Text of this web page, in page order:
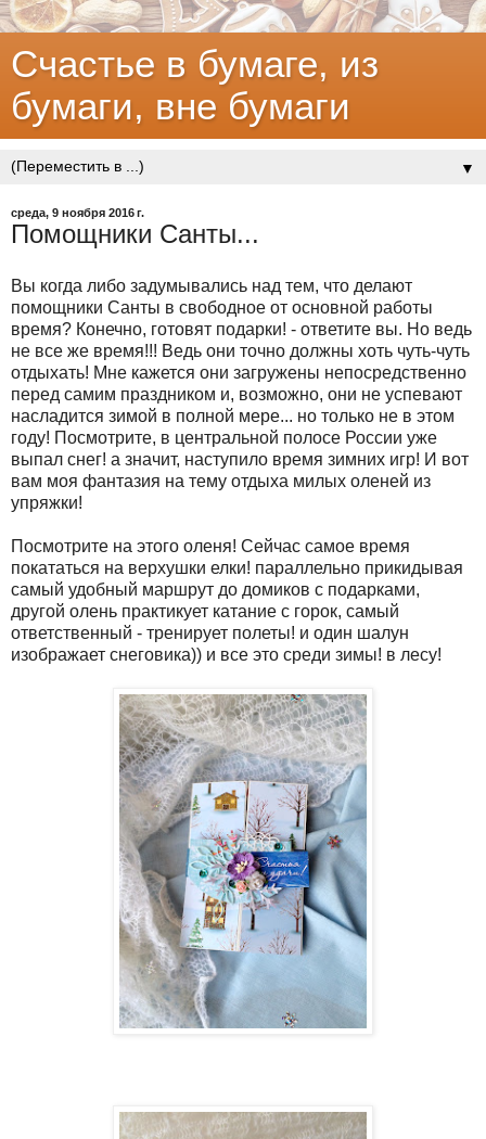
Счастье в бумаге, из
бумаги, вне бумаги
▼
среда, 9 ноября 2016 г.
Помощники Санты...
Вы когда либо задумывались над тем, что делают
помощники Санты в свободное от основной работы
время? Конечно, готовят подарки! - ответите вы. Но ведь
не все же время!!! Ведь они точно должны хоть чуть-чуть
отдыхать! Мне кажется они загружены непосредственно
перед самим праздником и, возможно, они не успевают
насладится зимой в полной мере... но только не в этом
году! Посмотрите, в центральной полосе России уже
выпал снег! а значит, наступило время зимних игр! И вот
вам моя фантазия на тему отдыха милых оленей из
упряжки!
Посмотрите на этого оленя! Сейчас самое время
покататься на верхушки елки! параллельно прикидывая
самый удобный маршрут до домиков с подарками,
другой олень практикует катание с горок, самый
ответственный - тренирует полеты! и один шалун
изображает снеговика)) и все это среди зимы! в лесу!